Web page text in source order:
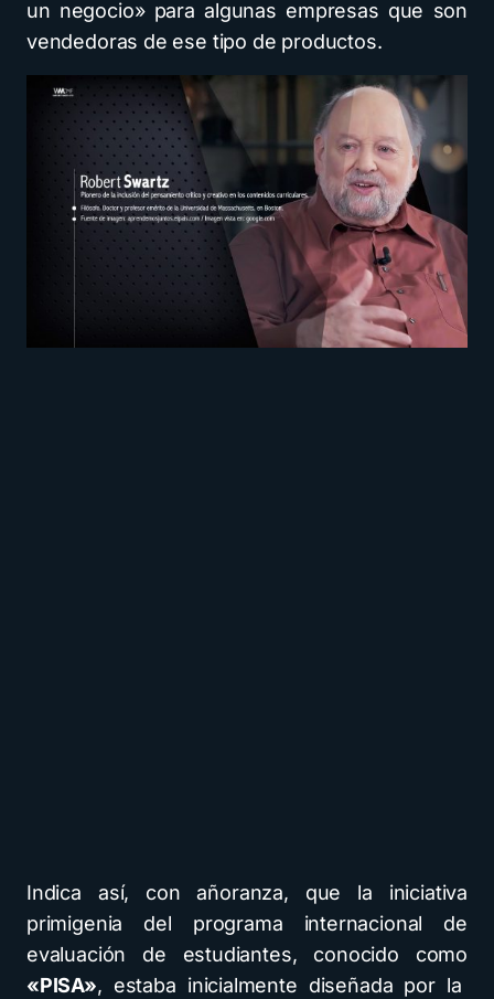
un negocio» para algunas empresas que son
vendedoras de ese tipo de productos.
Indica así, con añoranza, que la iniciativa
primigenia del programa internacional de
evaluación de estudiantes, conocido como
«PISA», estaba inicialmente diseñada por la